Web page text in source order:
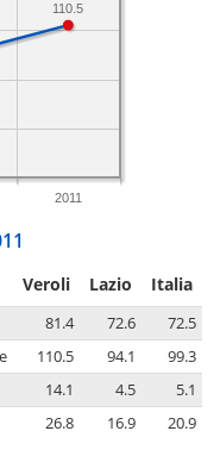
2011
110.5
Veroli Lazio Italia
81.4 72.6
72.5
110.5 94.1
99.3
14.1 4.5
5.1
26.8 16.9 20.9